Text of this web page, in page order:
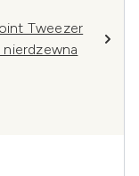
Tweezer